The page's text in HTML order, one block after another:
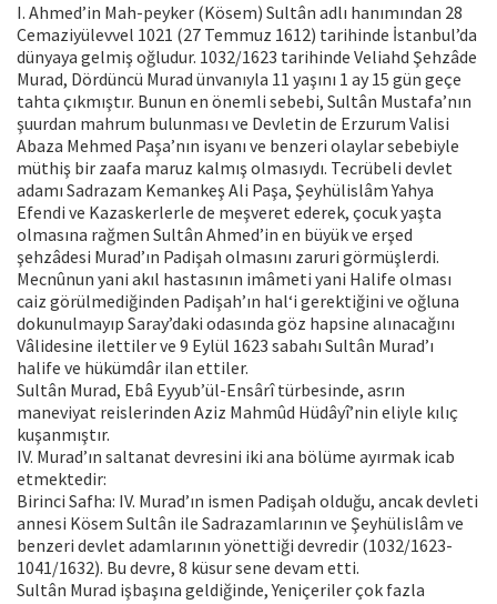
I. Ahmed’in Mah-peyker (Kösem) Sultân adlı hanımından 28
Cemaziyülevvel 1021 (27 Temmuz 1612) tarihinde İstanbul’da
dünyaya gelmiş oğludur. 1032/1623 tarihinde Veliahd Şehzâde
Murad, Dördüncü Murad ünvanıyla 11 yaşını 1 ay 15 gün geçe
tahta çıkmıştır. Bunun en önemli sebebi, Sultân Mustafa’nın
şuurdan mahrum bulunması ve Devletin de Erzurum Valisi
Abaza Mehmed Paşa’nın isyanı ve benzeri olaylar sebebiyle
müthiş bir zaafa maruz kalmış olmasıydı. Tecrübeli devlet
adamı Sadrazam Kemankeş Ali Paşa, Şeyhülislâm Yahya
Efendi ve Kazaskerlerle de meşveret ederek, çocuk yaşta
olmasına rağmen Sultân Ahmed’in en büyük ve erşed
şehzâdesi Murad’ın Padişah olmasını zaruri görmüşlerdi.
Mecnûnun yani akıl hastasının imâmeti yani Halife olması
caiz görülmediğinden Padişah’ın hal‘i gerektiğini ve oğluna
dokunulmayıp Saray’daki odasında göz hapsine alınacağını
Vâlidesine ilettiler ve 9 Eylül 1623 sabahı Sultân Murad’ı
halife ve hükümdâr ilan ettiler.
Sultân Murad, Ebâ Eyyub’ül-Ensârî türbesinde, asrın
maneviyat reislerinden Aziz Mahmûd Hüdâyî’nin eliyle kılıç
kuşanmıştır.
IV. Murad’ın saltanat devresini iki ana bölüme ayırmak icab
etmektedir:
Birinci Safha: IV. Murad’ın ismen Padişah olduğu, ancak devleti
annesi Kösem Sultân ile Sadrazamlarının ve Şeyhülislâm ve
benzeri devlet adamlarının yönettiği devredir (1032/1623-
1041/1632). Bu devre, 8 küsur sene devam etti.
Sultân Murad işbaşına geldiğinde, Yeniçeriler çok fazla